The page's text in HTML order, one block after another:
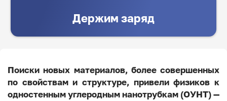
Держим заряд
Поиски новых материалов, более совершенных
по свойствам и структуре, привели физиков к
одностенным углеродным нанотрубкам (ОУНТ) —